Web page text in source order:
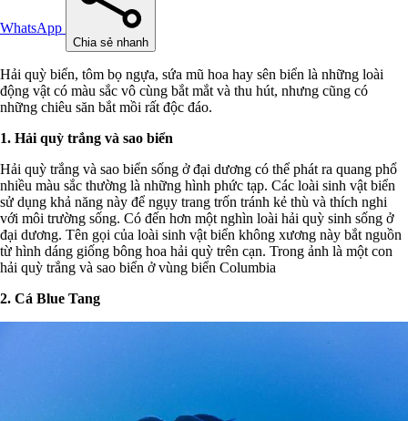
WhatsApp
Chia sẻ nhanh
Hải quỳ biển, tôm bọ ngựa, sứa mũ hoa hay sên biển là những loài
động vật có màu sắc vô cùng bắt mắt và thu hút, nhưng cũng có
những chiêu săn bắt mồi rất độc đáo.
1. Hải quỳ trắng và sao biển
Hải quỳ trắng và sao biển sống ở đại dương có thể phát ra quang phổ
nhiều màu sắc thường là những hình phức tạp. Các loài sinh vật biển
sử dụng khả năng này để ngụy trang trốn tránh kẻ thù và thích nghi
với môi trường sống. Có đến hơn một nghìn loài hải quỳ sinh sống ở
đại dương. Tên gọi của loài sinh vật biển không xương này bắt nguồn
từ hình dáng giống bông hoa hải quỳ trên cạn. Trong ảnh là một con
hải quỳ trắng và sao biển ở vùng biển Columbia
2. Cá Blue Tang